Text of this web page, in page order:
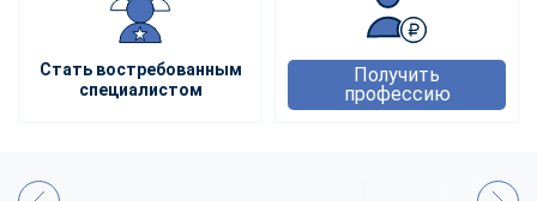
Стать востребованным
специалистом
Получить
профессию